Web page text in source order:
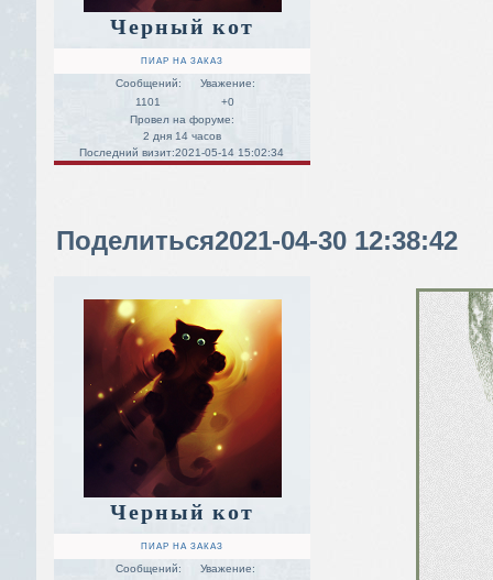
Черный кот
ПИАР НА ЗАКАЗ
Сообщений:
1101
Уважение:
+0
Провел на форуме:
2 дня 14 часов
Последний визит:2021-05-14 15:02:34
Поделиться2021-04-30 12:38:42
Черный кот
ПИАР НА ЗАКАЗ
Сообщений:
Уважение: